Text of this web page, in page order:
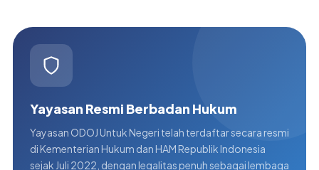
Yayasan Resmi Berbadan Hukum
Yayasan ODOJ Untuk Negeri telah terdaftar secara resmi
di Kementerian Hukum dan HAM Republik Indonesia
sejak Juli 2022, dengan legalitas penuh sebagai lembaga